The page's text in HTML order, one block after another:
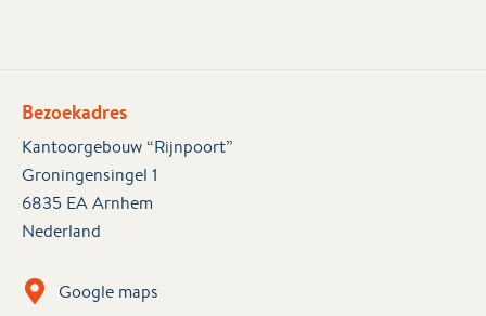
Bezoekadres
Kantoorgebouw “Rijnpoort”
Groningensingel 1
6835 EA Arnhem
Nederland
Google maps